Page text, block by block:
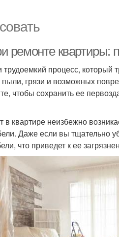
ремонте квартиры:
процесс,
грязи и возможных
чтобы сохранить ее
квартире неизбежно
Даже если вы тщательно
что приведет к ее